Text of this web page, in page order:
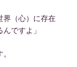
界（心）に存在
ですよ」